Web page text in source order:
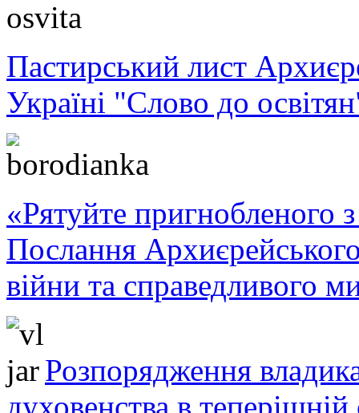
Пастирський лист
Україні "Слово до
«Рятуйте пригнобленого
Послання
війни та справедливого
Розпорядження
духовенства в теперішній